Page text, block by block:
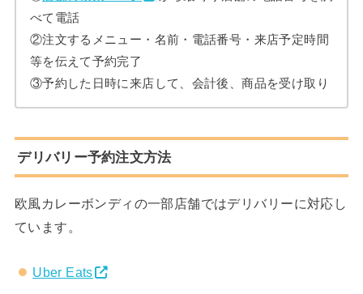
べて電話
②注文するメニュー・名前・電話番号・来店予定時間
等を伝えて予約完了
③予約した日時に来店して、会計後、商品を受け取り
デリバリー予約注文方法
欧風カレーボンディの一部店舗ではデリバリーに対応し
ています。
Uber Eats